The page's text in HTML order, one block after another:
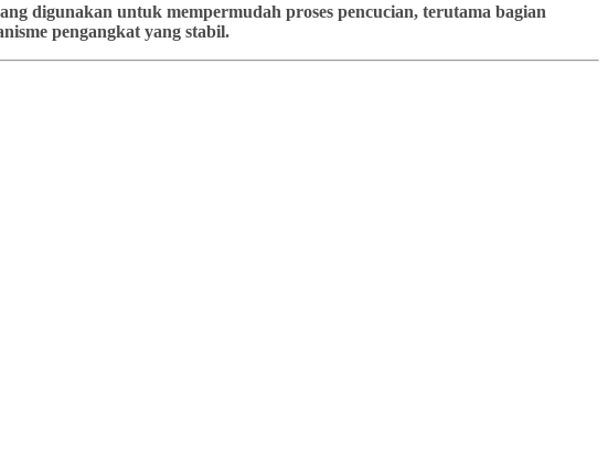
digunakan untuk mempermudah proses pencucian, terutama bagian
pengangkat yang stabil.